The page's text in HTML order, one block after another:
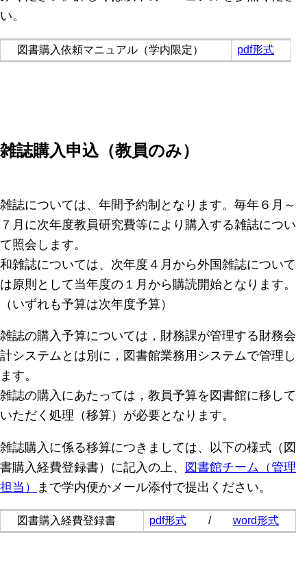
い。
図書購入依頼マニュアル（学内限定） pdf形式
雑誌購入申込（教員のみ）
雑誌については、年間予約制となります。毎年６月～
７月に次年度教員研究費等により購入する雑誌につい
て照会します。
和雑誌については、次年度４月から外国雑誌について
は原則として当年度の１月から購読開始となります。
（いずれも予算は次年度予算）
雑誌の購入予算については，財務課が管理する財務会
計システムとは別に，図書館業務用システムで管理し
ます。
雑誌の購入にあたっては，教員予算を図書館に移して
いただく処理（移算）が必要となります。
雑誌購入に係る移算につきましては、以下の様式（図
書購入経費登録書）に記入の上、 図書館チーム（管理
担当）
まで学内便かメール添付で提出ください。
図書購入経費登録書 pdf形式 / word形式